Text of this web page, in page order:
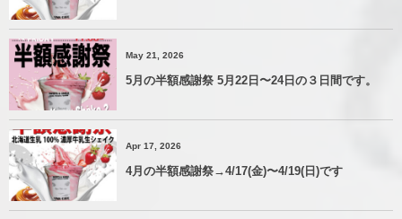
May 21, 2026
5月の半額感謝祭 5月22日〜24日の３日間です。
Apr 17, 2026
4月の半額感謝祭→4/17(金)〜4/19(日)です